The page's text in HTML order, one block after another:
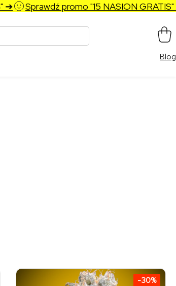
Sprawdź promo "15 NASION GRATIS" ➔
Blog
-30%